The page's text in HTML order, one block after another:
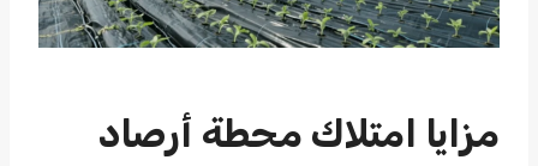
مزايا امتلاك محطة أرصاد